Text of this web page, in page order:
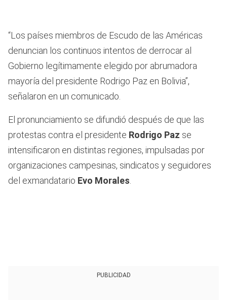
“Los países miembros de Escudo de las Américas
denuncian los continuos intentos de derrocar al
Gobierno legítimamente elegido por abrumadora
mayoría del presidente Rodrigo Paz en Bolivia”,
señalaron en un comunicado.
El pronunciamiento se difundió después de que las
protestas contra el presidente Rodrigo Paz se
intensificaron en distintas regiones, impulsadas por
organizaciones campesinas, sindicatos y seguidores
del exmandatario Evo Morales
PUBLICIDAD